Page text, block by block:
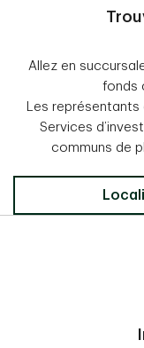
Allez en
fonds
Les
Services
communs de